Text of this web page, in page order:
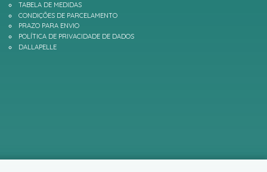
TABELA DE MEDIDAS
CONDIÇÕES DE PARCELAMENTO
PRAZO PARA ENVIO
POLÍTICA DE PRIVACIDADE DE DADOS
DALLAPELLE